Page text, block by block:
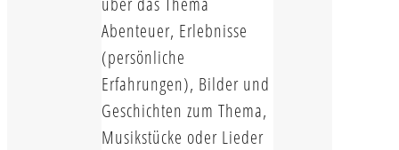
Abenteuer, Erlebnisse
(persönliche
Erfahrungen), Bilder und
Geschichten zum Thema,
Musikstücke oder Lieder